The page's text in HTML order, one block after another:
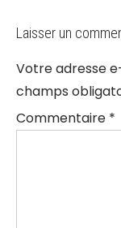
Laisser un
Votre adresse
champs
Commentaire *